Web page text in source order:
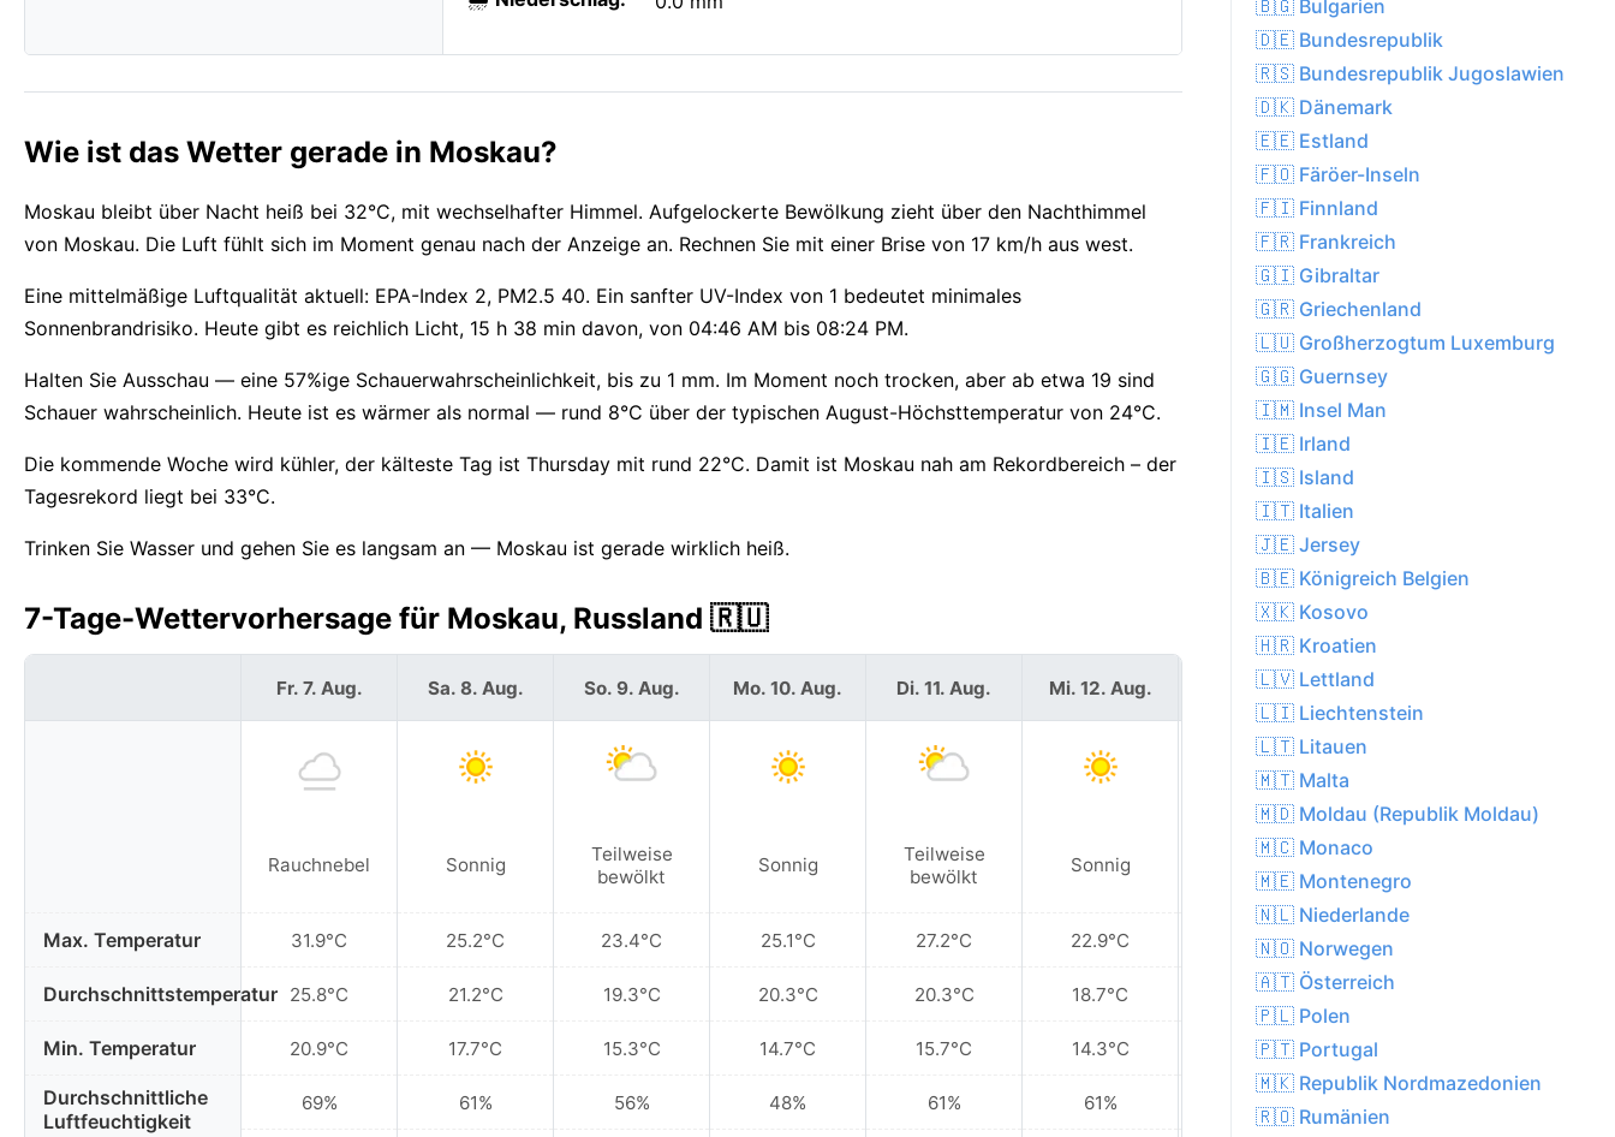
Wie ist das Wetter gerade in Moskau?
Moskau bleibt über Nacht heiß bei 32°C, mit wechselhafter Himmel. Aufgelockerte Bewölkung zieht über den Nachthimmel
von Moskau. Die Luft fühlt sich im Moment genau nach der Anzeige an. Rechnen Sie mit einer Brise von 17 km/h aus west.
Eine mittelmäßige Luftqualität aktuell: EPA-Index 2, PM2.5 40. Ein sanfter UV-Index von 1 bedeutet minimales
Sonnenbrandrisiko. Heute gibt es reichlich Licht, 15 h 38 min davon, von 04:46 AM bis 08:24 PM.
Halten Sie Ausschau — eine 57%ige Schauerwahrscheinlichkeit, bis zu 1 mm. Im Moment noch trocken, aber ab etwa 19 sind
Schauer wahrscheinlich. Heute ist es wärmer als normal — rund 8°C über der typischen August-Höchsttemperatur von 24°C.
Die kommende Woche wird kühler, der kälteste Tag ist Thursday mit rund 22°C. Damit ist Moskau nah am Rekordbereich – der
Tagesrekord liegt bei 33°C.
Trinken Sie Wasser und gehen Sie es langsam an — Moskau ist gerade wirklich heiß.
7-Tage-Wettervorhersage für Moskau, Russland 🇷🇺
Max. Temperatur
Durchschnittstemperatur
Min. Temperatur
Durchschnittliche
Luftfeuchtigkeit
Fr. 7. Aug.
Rauchnebel
31.9°C
25.8°C
20.9°C
69%
Sa. 8. Aug.
Sonnig
25.2°C
21.2°C
17.7°C
61%
So. 9. Aug.
Teilweise
bewölkt
23.4°C
19.3°C
15.3°C
56%
Mo. 10. Aug.
Sonnig
25.1°C
20.3°C
14.7°C
48%
Di. 11. Aug.
Teilweise
bewölkt
27.2°C
20.3°C
15.7°C
61%
Mi. 12. Aug.
Sonnig
22.9°C
18.7°C
14.3°C
61%
Do. 13. Aug.
21.6°C
18.7°C
16.1°C
45%
🇧🇬 Bulgarien
🇩🇪 Bundesrepublik
🇷🇸 Bundesrepublik Jugoslawien
🇩🇰 Dänemark
🇪🇪 Estland
🇫🇴 Färöer-Inseln
🇫🇮 Finnland
🇫🇷 Frankreich
🇬🇮 Gibraltar
🇬🇷 Griechenland
🇱🇺 Großherzogtum Luxemburg
🇬🇬 Guernsey
🇮🇲 Insel Man
🇮🇪 Irland
🇮🇸 Island
🇮🇹 Italien
🇯🇪 Jersey
🇧🇪 Königreich Belgien
🇽🇰 Kosovo
🇭🇷 Kroatien
🇱🇻 Lettland
🇱🇮 Liechtenstein
🇱🇹 Litauen
🇲🇹 Malta
🇲🇩 Moldau (Republik Moldau)
🇲🇨 Monaco
🇲🇪 Montenegro
🇳🇱 Niederlande
🇳🇴 Norwegen
🇦🇹 Österreich
🇵🇱 Polen
🇵🇹 Portugal
🇲🇰 Republik Nordmazedonien
🇷🇴 Rumänien